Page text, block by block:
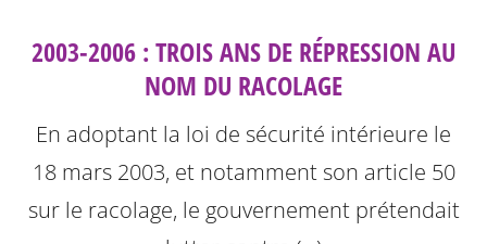
2003-2006 : TROIS ANS DE RÉPRESSION AU
NOM DU RACOLAGE
En adoptant la loi de sécurité intérieure le
18 mars 2003, et notamment son article 50
sur le racolage, le gouvernement prétendait